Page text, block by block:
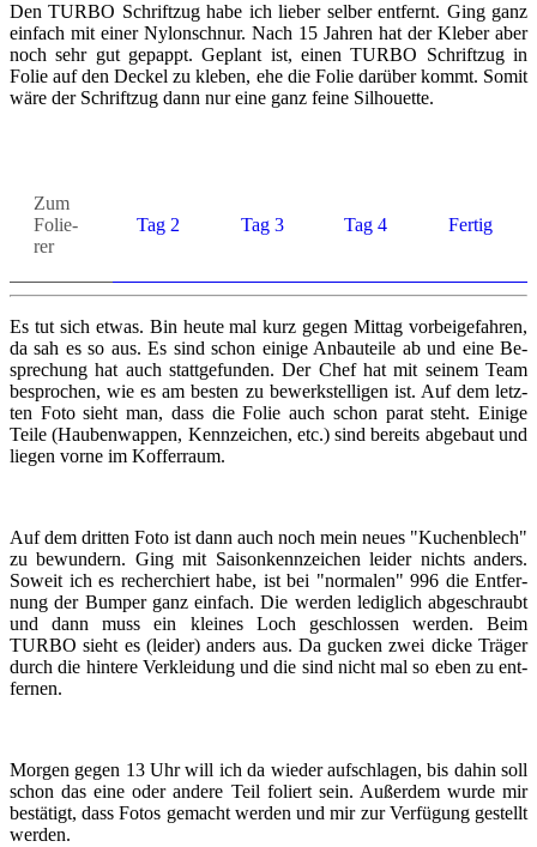
Den TURBO Schrift­zug habe ich lie­ber sel­ber ent­fernt. Ging ganz
ein­fach mit einer Ny­lon­schnur. Nach 15 Jah­ren hat der Kle­ber aber
noch sehr gut ge­pappt. Ge­plant ist, einen TURBO Schrift­zug in
Folie auf den De­ckel zu kle­ben, ehe die Folie dar­über kommt. Somit
wäre der Schrift­zug dann nur eine ganz feine Sil­hou­et­te.
Zum
Fo­lie­
rer
Tag 2 Tag 3 Tag 4 Fer­tig
Es tut sich etwas. Bin heute mal kurz gegen Mit­tag vor­bei­ge­fah­ren,
da sah es so aus. Es sind schon ei­ni­ge An­bau­tei­le ab und eine Be­
spre­chung hat auch statt­ge­fun­den. Der Chef hat mit sei­nem Team
be­spro­chen, wie es am bes­ten zu be­werk­stel­li­gen ist. Auf dem letz­
ten Foto sieht man, dass die Folie auch schon parat steht. Ei­ni­ge
Teile (Hau­ben­wap­pen, Kenn­zei­chen, etc.) sind be­reits ab­ge­baut und
lie­gen vorne im Kof­fer­raum.
Auf dem drit­ten Foto ist dann auch noch mein neues "Ku­chen­blech"
zu be­wun­dern. Ging mit Sai­son­kenn­zei­chen lei­der nichts an­ders.
So­weit ich es re­cher­chiert habe, ist bei "nor­ma­len" 996 die Ent­fer­
nung der Bum­per ganz ein­fach. Die wer­den le­dig­lich ab­ge­schraubt
und dann muss ein klei­nes Loch ge­schlos­sen wer­den. Beim
TURBO sieht es (lei­der) an­ders aus. Da gu­cken zwei dicke Trä­ger
durch die hin­te­re Ver­klei­dung und die sind nicht mal so eben zu ent­
fer­nen.
Mor­gen gegen 13 Uhr will ich da wie­der auf­schla­gen, bis dahin soll
schon das eine oder an­de­re Teil fo­liert sein. Au­ßer­dem wurde mir
be­stä­tigt, dass Fotos ge­macht wer­den und mir zur Ver­fü­gung ge­stellt
wer­den.